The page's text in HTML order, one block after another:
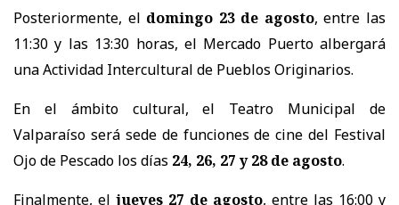
Posteriormente, el domingo 23 de agosto, entre las
11:30 y las 13:30 horas, el Mercado Puerto albergará
una Actividad Intercultural de Pueblos Originarios.
En el ámbito cultural, el Teatro Municipal de
Valparaíso será sede de funciones de cine del Festival
Ojo de Pescado los días 24, 26, 27 y 28 de agosto.
Finalmente, el jueves 27 de agosto, entre las 16:00 y